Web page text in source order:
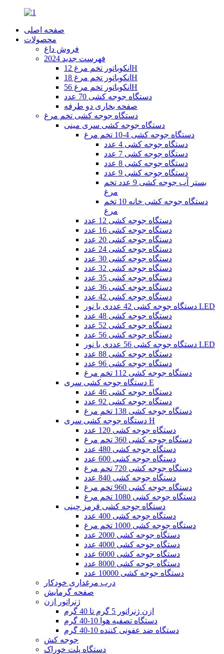
صفحه اصلی
محصولات
فروش داغ
فهرست جدید 2024
انکوباتور تخم مرغ 12H
انکوباتور تخم مرغ 18H
انکوباتور تخم مرغ 56H
دستگاه جوجه کشی 70 عدد
صفحه بخاری دو طرفه
دستگاه جوجه کشی تخم مرغ
دستگاه جوجه کشی سری مینی
دستگاه جوجه کشی 4-10 تخم مرغ
دستگاه جوجه کشی 4 عدد
دستگاه جوجه کشی 7 عدد
دستگاه جوجه کشی 8 عدد
دستگاه جوجه کشی 9 عدد
بستر آب جوجه کشی 9 عدد تخم
مرغ
دستگاه جوجه کشی خانه 10 تخم
مرغ
دستگاه جوجه کشی 12 عدد
دستگاه جوجه کشی 16 عدد
دستگاه جوجه کشی 20 عدد
دستگاه جوجه کشی 24 عدد
دستگاه جوجه کشی 30 عدد
دستگاه جوجه کشی 32 عدد
دستگاه جوجه کشی 35 عدد
دستگاه جوجه کشی 36 عدد
دستگاه جوجه کشی 42 عدد
دستگاه جوجه کشی 42 عددی با نور LED
دستگاه جوجه کشی 48 عدد
دستگاه جوجه کشی 52 عدد
دستگاه جوجه کشی 56 عدد
دستگاه جوجه کشی 56 عددی با نور LED
دستگاه جوجه کشی 88 عدد
دستگاه جوجه کشی 96 عدد
دستگاه جوجه کشی 112 تخم مرغ
دستگاه جوجه کشی سری E
دستگاه جوجه کشی 46 عدد
دستگاه جوجه کشی 92 عدد
دستگاه جوجه کشی 138 تخم مرغ
دستگاه جوجه کشی سری H
دستگاه جوجه کشی 120 عدد
دستگاه جوجه کشی 360 تخم مرغ
دستگاه جوجه کشی 480 عدد
دستگاه جوجه کشی 600 عدد
دستگاه جوجه کشی 720 تخم مرغ
دستگاه جوجه کشی 840 عدد
دستگاه جوجه کشی 960 تخم مرغ
دستگاه جوجه کشی 1080 تخم مرغ
دستگاه جوجه کشی قرمز چینی
دستگاه جوجه کشی 400 عدد
دستگاه جوجه کشی 1000 تخم مرغ
دستگاه جوجه کشی 2000 عدد
دستگاه جوجه کشی 4000 عدد
دستگاه جوجه کشی 6000 عدد
دستگاه جوجه کشی 8000 عدد
دستگاه جوجه کشی 10000 عدد
درب مرغداری خودکار
صفحه گرمایش
ژنراتور ازن
ازن ژنراتور 5 گرم تا 40 گرم
دستگاه تصفیه هوا 10-40 گرم
دستگاه ضد عفونی کننده 10-40 گرم
جوجه کش
دستگاه پلت خوراک